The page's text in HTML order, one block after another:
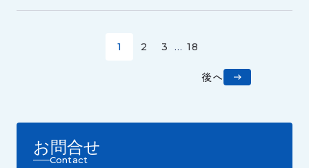
1 2 3 ... 18
後へ
お問合せ
Contact